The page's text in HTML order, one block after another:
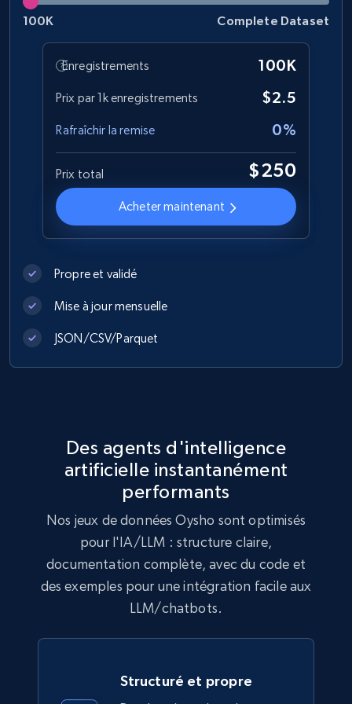
Best Buy products
URL, Product id, Title, Images, Final price,
Currency, Discount, Initial price, and more.
eCommerce
Lazada - Products
URL, Title, Rating, Reviews, Initial price, Final
992+ 165+ Buy Now
Lowes.com
URL, Domain, Marketplace pn, Sku, Other pn,
Model number, Gtin ean pn, Product name, and
100K Complete Dataset
Enregistrements 100K
Prix par 1k enregistrements $2.5
Rafraîchir la remise 0%
Prix total $250
Acheter maintenant
Propre et validé
Mise à jour mensuelle
JSON/CSV/Parquet
Des agents d'intelligence
artificielle instantanément
performants
Nos jeux de données Oysho sont optimisés
pour l'IA/LLM : structure claire,
documentation complète, avec du code et
des exemples pour une intégration facile aux
LLM/chatbots.
Structuré et propre